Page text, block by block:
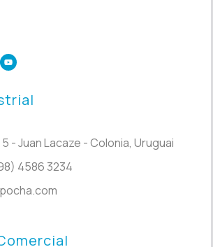
5 - Juan Lacaze - Colonia, Uruguai
4586 3234